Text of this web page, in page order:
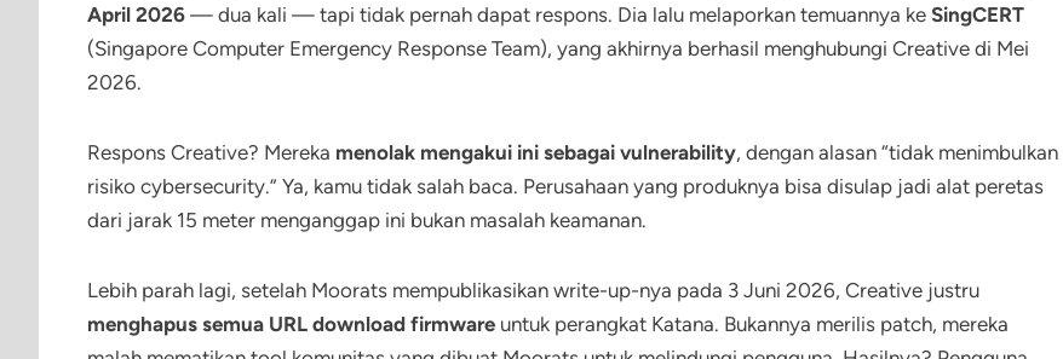
April 2026 — dua kali — tapi tidak pernah dapat respons. Dia lalu melaporkan temuannya ke SingCERT
(Singapore Computer Emergency Response Team), yang akhirnya berhasil menghubungi Creative di Mei
2026.
Respons Creative? Mereka menolak mengakui ini sebagai vulnerability, dengan alasan “tidak menimbulkan
risiko cybersecurity.” Ya, kamu tidak salah baca. Perusahaan yang produknya bisa disulap jadi alat peretas
dari jarak 15 meter menganggap ini bukan masalah keamanan.
Lebih parah lagi, setelah Moorats mempublikasikan write-up-nya pada 3 Juni 2026, Creative justru
menghapus semua URL download firmware untuk perangkat Katana. Bukannya merilis patch, mereka